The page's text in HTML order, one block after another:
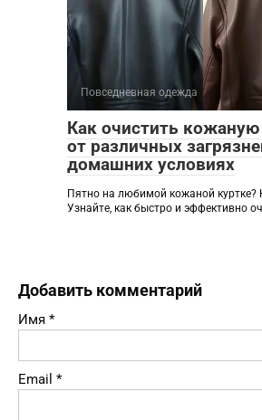
Повседневная одежда
Как очистить кожаную
от различных
домашних условиях
Пятно на любимой кожаной куртке?
Узнайте, как быстро и эффективно
Добавить комментарий
Имя *
Email *